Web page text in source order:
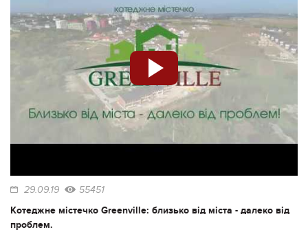
29.09.19 55451
Котеджне містечко Greenville: близько від міста - далеко від
проблем.